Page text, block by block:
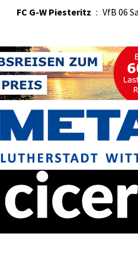
FC G-W Piesteritz : VfB 06